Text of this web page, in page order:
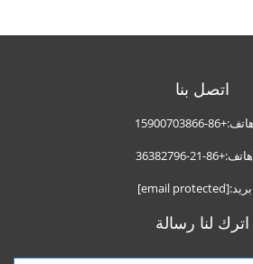
اتصل بنا
هاتف:+86-15900703866
هاتف:+86-21-36382796
بريد:[email protected]
اترك لنا رسالة